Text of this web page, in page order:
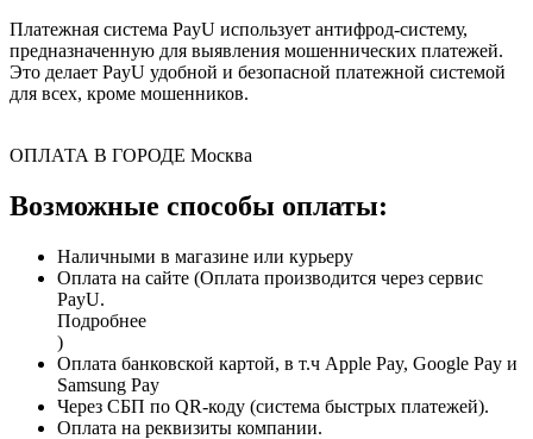
Платежная система PayU использует антифрод-систему,
предназначенную для выявления мошеннических платежей.
Это делает PayU удобной и безопасной платежной системой
для всех, кроме мошенников.
ОПЛАТА В ГОРОДЕ Москва
Возможные способы оплаты:
Наличными в магазине или курьеру
Оплата на сайте (Оплата производится через сервис
PayU.
Подробнее
)
Оплата банковской картой, в т.ч Apple Pay, Google Pay и
Samsung Pay
Через СБП по QR-коду (система быстрых платежей).
Оплата на реквизиты компании.